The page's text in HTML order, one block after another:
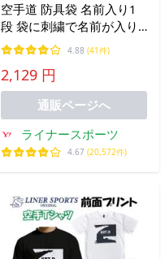
空手道 防具袋 名前入り1
段 袋に刺繍で名前が入り
ます 空手袋 ライナースポ
ーツオリジナル
4.88 (41件)
2,129 円
通販ページへ
ライナースポーツ
4.67 (20,572件)